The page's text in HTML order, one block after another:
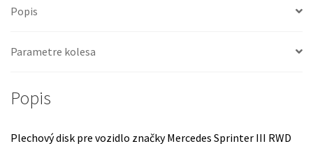
Popis
Parametre kolesa
Popis
Plechový disk pre vozidlo značky Mercedes Sprinter III RWD